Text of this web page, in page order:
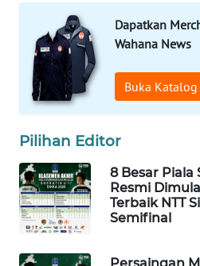
Dapatkan
Wahana News
Buka Katalog
Pilihan Editor
8 Besar Piala
Resmi
Terbaik NTT
Semifinal
INFRASTRUKTUR
WAHANA
KONSUMEN
WAHANA
WAHANA
TRAVEL
WAHANA